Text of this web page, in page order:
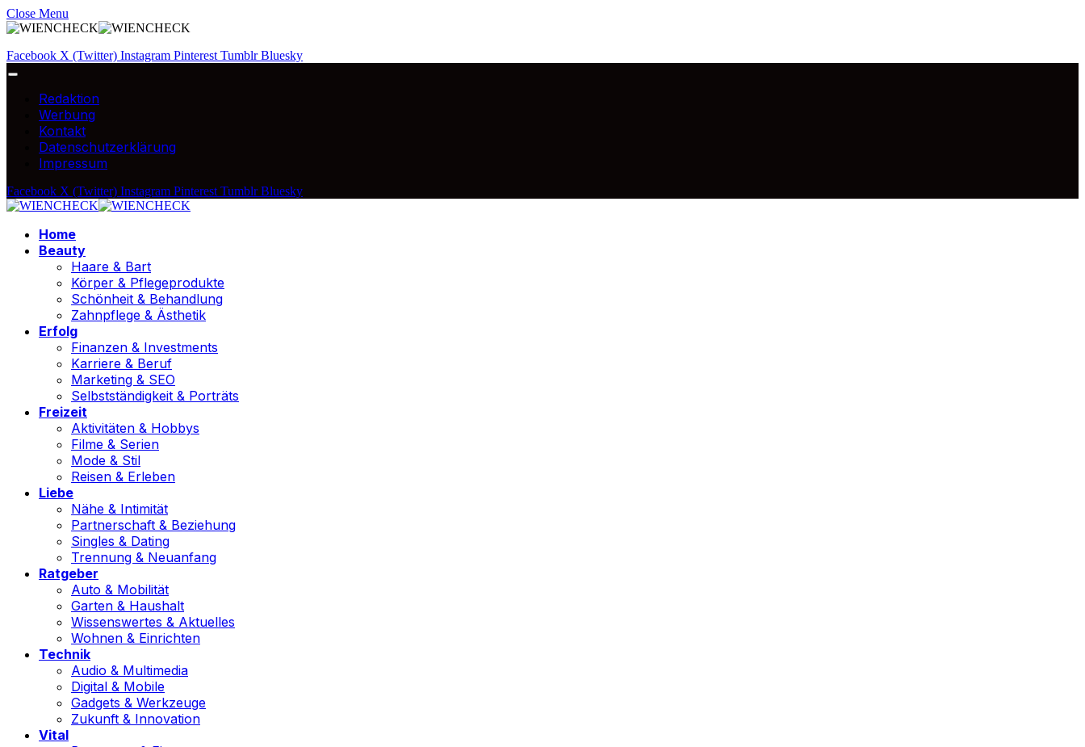
Close Menu
Facebook X (Twitter) Instagram Pinterest Tumblr Bluesky
Redaktion
Werbung
Kontakt
Datenschutzerklärung
Impressum
Facebook X (Twitter) Instagram Pinterest Tumblr Bluesky
Home
Beauty
Haare & Bart
Körper & Pflegeprodukte
Schönheit & Behandlung
Zahnpflege & Ästhetik
Erfolg
Finanzen & Investments
Karriere & Beruf
Marketing & SEO
Selbstständigkeit & Porträts
Freizeit
Aktivitäten & Hobbys
Filme & Serien
Mode & Stil
Reisen & Erleben
Liebe
Nähe & Intimität
Partnerschaft & Beziehung
Singles & Dating
Trennung & Neuanfang
Ratgeber
Auto & Mobilität
Garten & Haushalt
Wissenswertes & Aktuelles
Wohnen & Einrichten
Technik
Audio & Multimedia
Digital & Mobile
Gadgets & Werkzeuge
Zukunft & Innovation
Vital